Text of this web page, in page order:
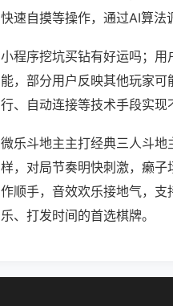
快速自摸等操作，通过AI算法
小程序挖坑买钻有好运吗；用
能，部分用户反映其他玩家可
行、自动连接等技术手段实现
微乐斗地主主打经典三人斗
样，对局节奏明快刺激，癞
作顺手，音效欢乐接地气，
乐、打发时间的首选棋牌。